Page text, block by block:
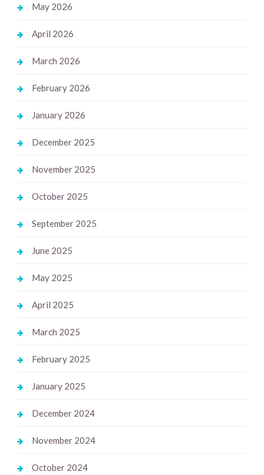
May 2026
April 2026
March 2026
February 2026
January 2026
December 2025
November 2025
October 2025
September 2025
June 2025
May 2025
April 2025
March 2025
February 2025
January 2025
December 2024
November 2024
October 2024